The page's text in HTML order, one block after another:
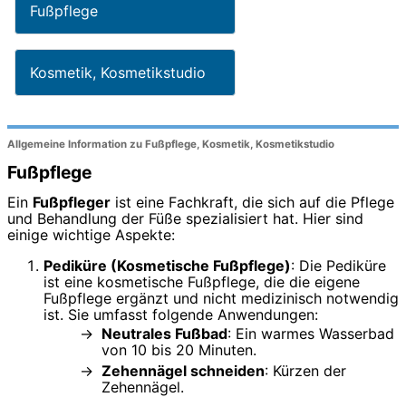
Fußpflege
Kosmetik, Kosmetikstudio
Allgemeine Information zu Fußpflege, Kosmetik, Kosmetikstudio
Fußpflege
Ein Fußpfleger ist eine Fachkraft, die sich auf die Pflege
und Behandlung der Füße spezialisiert hat. Hier sind
einige wichtige Aspekte:
Pediküre (Kosmetische Fußpflege): Die Pediküre
ist eine kosmetische Fußpflege, die die eigene
Fußpflege ergänzt und nicht medizinisch notwendig
ist. Sie umfasst folgende Anwendungen:
Neutrales Fußbad: Ein warmes Wasserbad
von 10 bis 20 Minuten.
Zehennägel schneiden: Kürzen der
Zehennägel.